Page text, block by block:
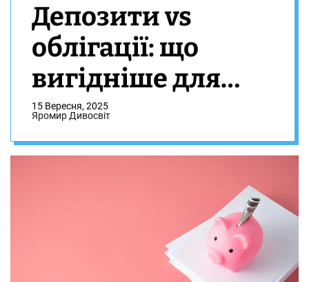
Депозити vs
облігації: що
вигідніше для
збереження
заощаджень в
15 Вересня, 2025
Яромир Дивосвіт